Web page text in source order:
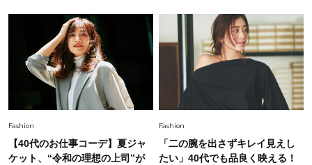
は？」
Lifestyle
梅宮アンナさん 電撃婚から1年、家族の価値観
を育み中「理想の暮らしよりも今の心地よさを選
んだ」
中村ゆりさん「40代になり、やっと“仕事以外の
幸福感”に目が向いた」ライフスタイルも、服も
Fashion
【40代のお仕事コーデ】夏ジャ
ケット、“令和の理想の上司”が
Fashion
「二の腕を出さずキレイ見えし
たい」40代でも品良く映える！